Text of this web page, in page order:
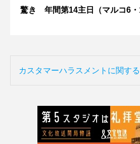
驚き 年間第14主日（マルコ6・
カスタマーハラスメントに関す